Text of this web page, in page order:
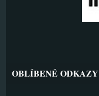
OBLÍBENÉ ODKAZY